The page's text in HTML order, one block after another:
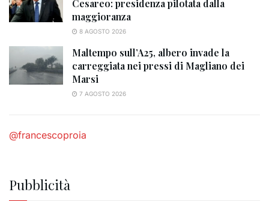
Cesareo: presidenza pilotata dalla
maggioranza
8 AGOSTO 2026
Maltempo sull’A25, albero invade la
carreggiata nei pressi di Magliano dei
Marsi
7 AGOSTO 2026
@francescoproia
Pubblicità